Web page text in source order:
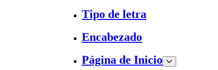
Tipo de letra
Encabezado
Página de Inicio